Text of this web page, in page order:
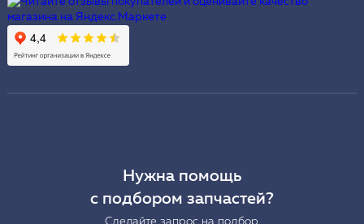
Нужна помощь
с подбором запчастей?
Сделайте запрос на подбор